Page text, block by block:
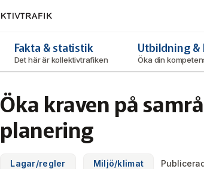
Fakta & statistik
Det här är kollektivtrafiken
Utbildning &
Öka din
Öka kraven på
planering
Lagar/regler Miljö/klimat